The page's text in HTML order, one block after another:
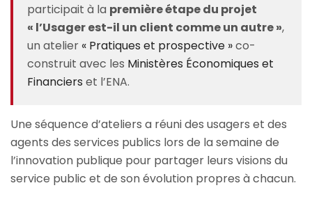
participait à la première étape du projet
« l’Usager est-il un client comme un autre »,
un atelier « Pratiques et prospective »co-
construit avec les Ministères Économiques et
Financiers et l’ENA.
Une séquence d’ateliers a réuni des usagers et des
agents des services publics lors de la semaine de
l’innovation publique pour partager leurs visions du
service public et de son évolution propres à chacun.